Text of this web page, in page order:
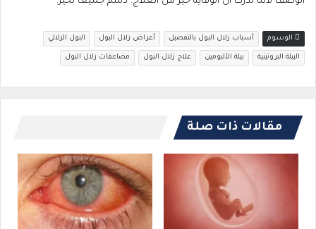
الوسوم أسباب زلال البول بالتفصيل أعراض زلال البول البول الزلالي
البيلة البروتينية بيلة الألبومين علاج زلال البول مضاعفات زلال البول
مقالات ذات صلة